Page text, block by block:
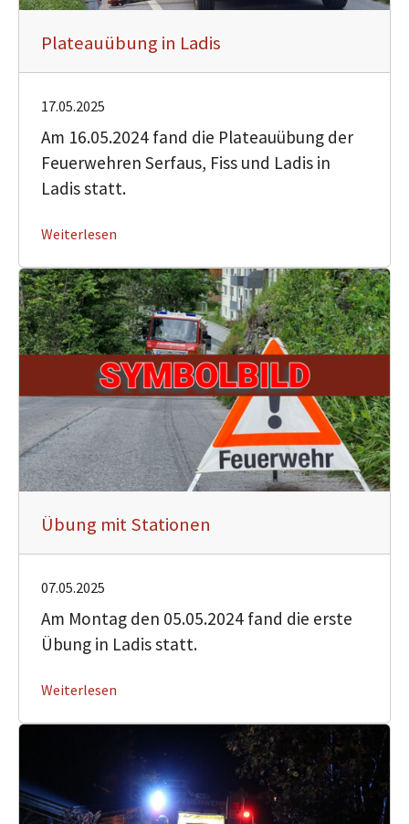
Plateauübung in Ladis
17.05.2025
Am 16.05.2024 fand die Plateauübung der
Feuerwehren Serfaus, Fiss und Ladis in
Ladis statt.
Weiterlesen
Übung mit Stationen
07.05.2025
Am Montag den 05.05.2024 fand die erste
Übung in Ladis statt.
Weiterlesen